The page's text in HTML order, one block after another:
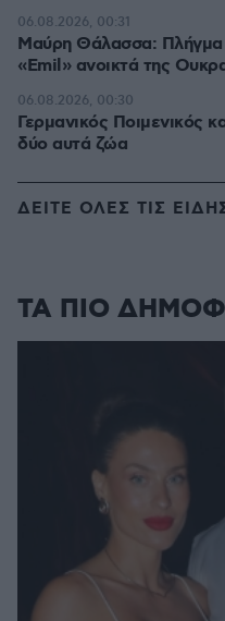
Μαύρη Θάλασσα: Πλήγμα
«Emil» ανοικτά της
06.08.2026, 00:31
Γερμανικός Ποιμενικός
δύο αυτά ζώα
06.08.2026, 00:30
ΔΕΙΤΕ ΟΛΕΣ ΤΙΣ
ΤΑ ΠΙΟ